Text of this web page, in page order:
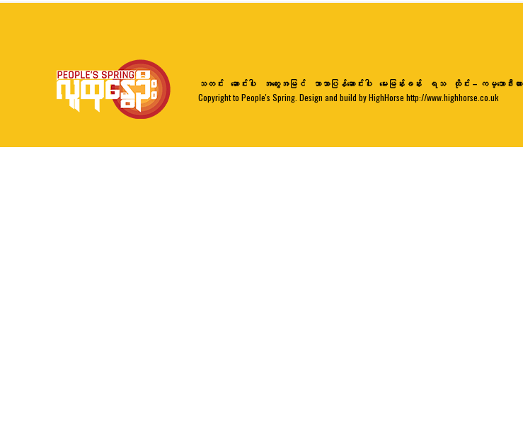
သတင်း ဆောင်းပါး အတွေးအမြင် ဘာသာပြန်ဆောင်းပါး မေးမြန်းခန်း ရသ
ထိုင်း – ကမ္ဘောဒီးယား
Copyright to People's Spring. Design and build by HighHorse http://www.highhorse.co.uk